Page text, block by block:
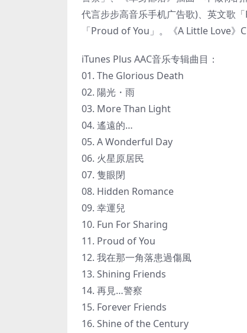
代言步步高音乐手机广告歌)、英文歌
「Proud of You」。《A Little Love》
iTunes Plus AAC音乐专辑曲目：
01. The Glorious Death
02. 陽光・雨
03. More Than Light
04. 遙遠的…
05. A Wonderful Day
06. 火星原居民
07. 隻眼閉
08. Hidden Romance
09. 幸運兒
10. Fun For Sharing
11. Proud of You
12. 我在那一角落患過傷風
13. Shining Friends
14. 再見…警察
15. Forever Friends
16. Shine of the Century